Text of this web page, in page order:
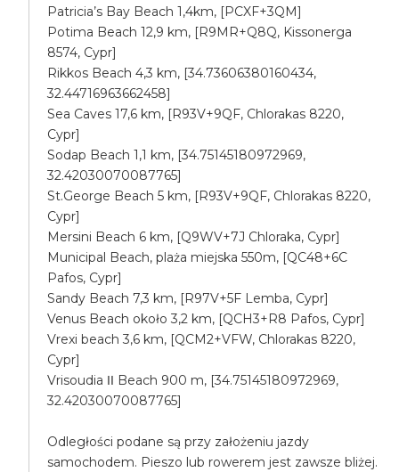
Patricia’s Bay Beach 1,4km, [PCXF+3QM]
Potima Beach 12,9 km, [R9MR+Q8Q, Kissonerga
8574, Cypr]
Rikkos Beach 4,3 km, [34.73606380160434,
32.44716963662458]
Sea Caves 17,6 km, [R93V+9QF, Chlorakas 8220,
Cypr]
Sodap Beach 1,1 km, [34.75145180972969,
32.42030070087765]
St.George Beach 5 km, [R93V+9QF, Chlorakas 8220,
Cypr]
Mersini Beach 6 km, [Q9WV+7J Chloraka, Cypr]
Municipal Beach, plaża miejska 550m, [QC48+6C
Pafos, Cypr]
Sandy Beach 7,3 km, [R97V+5F Lemba, Cypr]
Venus Beach około 3,2 km, [QCH3+R8 Pafos, Cypr]
Vrexi beach 3,6 km, [QCM2+VFW, Chlorakas 8220,
Cypr]
Vrisoudia ΙΙ Beach 900 m, [34.75145180972969,
32.42030070087765]
Odległości podane są przy założeniu jazdy
samochodem. Pieszo lub rowerem jest zawsze bliżej.